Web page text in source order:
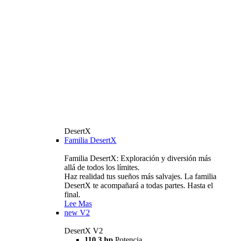
DesertX
Familia DesertX
Familia DesertX: Exploración y diversión más
allá de todos los límites.
Haz realidad tus sueños más salvajes. La familia
DesertX te acompañará a todas partes. Hasta el
final.
Lee Mas
new V2
DesertX V2